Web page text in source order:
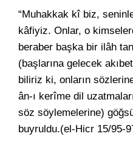
“Muhakkak kî biz,
kâfiyiz. Onlar, o
beraber başka bir ilâh
(başlarına gelecek
biliriz ki, onların
ân-ı kerîme dil
söz söylemelerine)
buyruldu.(el-Hicr 15/95-